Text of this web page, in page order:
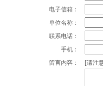
电子信箱：
单位名称：
联系电话：
手机：
留言内容：
[请注